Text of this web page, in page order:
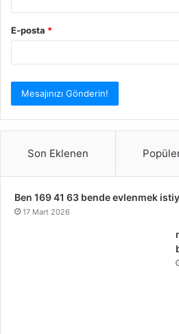
E-posta *
Son Eklenen
Ben 169 41 63 bende evlenmek
17 Mart 2026